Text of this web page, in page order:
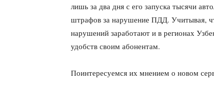
лишь за два дня с его запуска тысячи
штрафов за нарушение ПДД. Учитывая,
нарушений заработают и в регионах
удобств своим абонентам.
Поинтересуемся их мнением о новом